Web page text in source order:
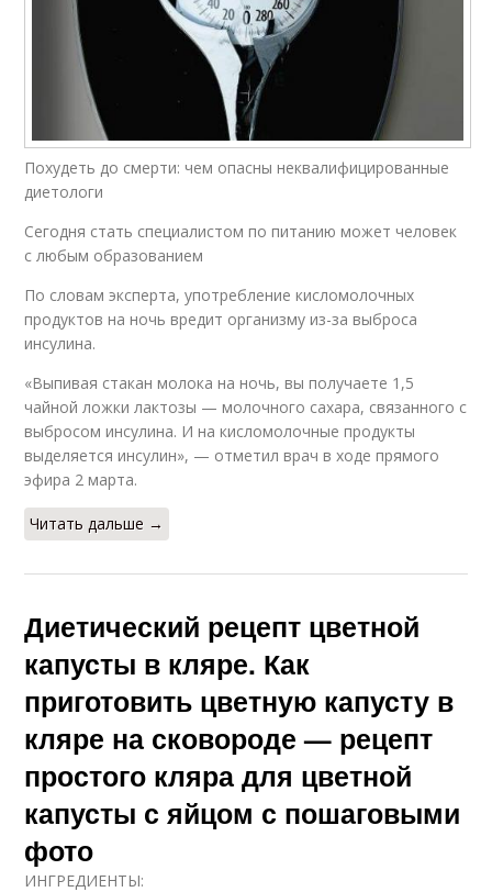
Похудеть до смерти: чем опасны неквалифицированные
диетологи
Сегодня стать специалистом по питанию может человек
с любым образованием
По словам эксперта, употребление кисломолочных
продуктов на ночь вредит организму из-за выброса
инсулина.
«Выпивая стакан молока на ночь, вы получаете 1,5
чайной ложки лактозы — молочного сахара, связанного с
выбросом инсулина. И на кисломолочные продукты
выделяется инсулин», — отметил врач в ходе прямого
эфира 2 марта.
Читать дальше →
Диетический рецепт цветной
капусты в кляре. Как
приготовить цветную капусту в
кляре на сковороде — рецепт
простого кляра для цветной
капусты с яйцом с пошаговыми
фото
ИНГРЕДИЕНТЫ: